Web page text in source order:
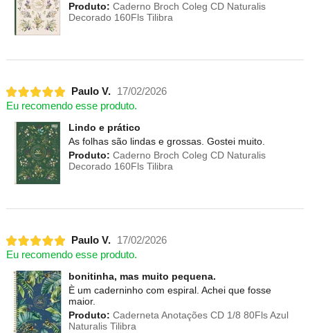
Produto: Caderno Broch Coleg CD Naturalis
Decorado 160Fls Tilibra
Paulo V.
17/02/2026
Eu recomendo esse produto.
Lindo e prático
As folhas são lindas e grossas. Gostei muito.
Produto: Caderno Broch Coleg CD Naturalis
Decorado 160Fls Tilibra
Paulo V.
17/02/2026
Eu recomendo esse produto.
bonitinha, mas muito pequena.
È um caderninho com espiral. Achei que fosse
maior.
Produto: Caderneta Anotações CD 1/8 80Fls Azul
Naturalis Tilibra